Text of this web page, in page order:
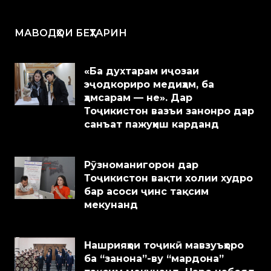
МАВОДҲОИ БЕҲТАРИН
«Ба духтарам иҷозаи
эҷодкориро медиҳам, ба
ҳамсарам — не». Дар
Тоҷикистон вазъи занонро дар
санъат пажуҳиш карданд
Рӯзноманигорон дар
Тоҷикистон вақти холии худро
бар асоси ҷинс тақсим
мекунанд
Нашрияҳои тоҷикӣ мавзуъҳоро
ба “занона”-ву “мардона”